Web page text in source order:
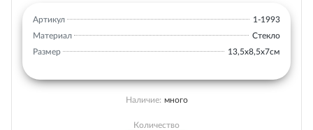
Артикул
1-1993
Материал
Стекло
Размер
13,5х8,5х7см
Наличие: много
Количество